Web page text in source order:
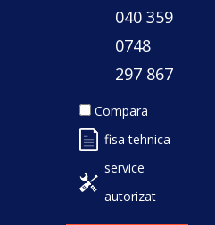
040 359
0748
297 867
Compara
fisa tehnica
service
autorizat